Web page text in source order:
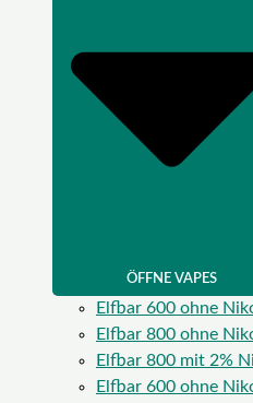
ÖFFNE VAPES
Elfbar 600 ohne
Elfbar 800 ohne
Elfbar 800 mit 2%
Elfbar 600 ohne